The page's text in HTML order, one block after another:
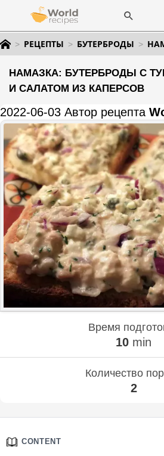
РЕЦЕПТЫ БУТЕРБРОДЫ
НАМАЗКА: БУТЕРБРОДЫ С
И САЛАТОМ ИЗ КАПЕРСОВ
2022-06-03 Автор рецепта
Время
10 min
Количество
2
CONTENT